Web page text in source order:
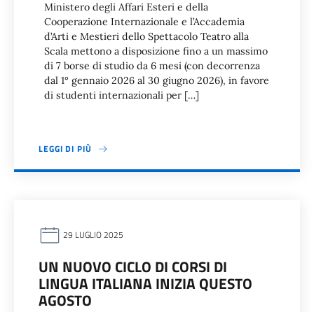
Ministero degli Affari Esteri e della
Cooperazione Internazionale e l’Accademia
d’Arti e Mestieri dello Spettacolo Teatro alla
Scala mettono a disposizione fino a un massimo
di 7 borse di studio da 6 mesi (con decorrenza
dal 1° gennaio 2026 al 30 giugno 2026), in favore
di studenti internazionali per […]
LEGGI DI PIÙ
29 LUGLIO 2025
UN NUOVO CICLO DI CORSI DI
LINGUA ITALIANA INIZIA QUESTO
AGOSTO